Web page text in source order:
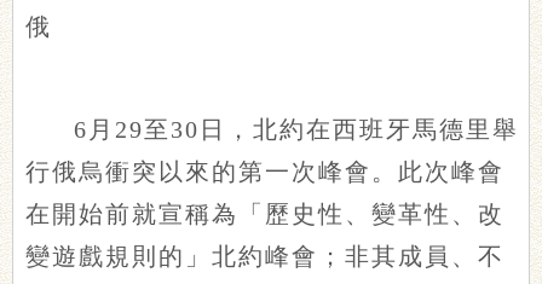
俄
6月29至30日，北約在西班牙馬德里舉
行俄烏衝突以來的第一次峰會。此次峰會
在開始前就宣稱為「歷史性、變革性、改
變遊戲規則的」北約峰會；非其成員、不